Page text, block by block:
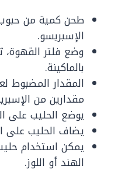
طحن كمية من حبوب
الإسبريسو.
وضع فلتر
بالماكينة.
المقدار المضبوط
مقدارين من
يوضع الحليب على
يضاف الحليب على
يمكن استخدام
الهند أو اللوز.